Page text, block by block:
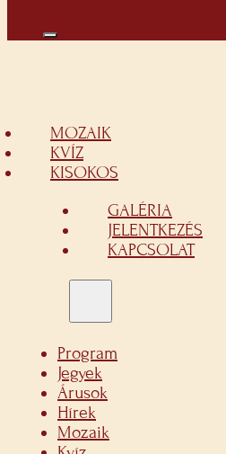
MOZAIK
KVÍZ
KISOKOS
GALÉRIA
JELENTKEZÉS
KAPCSOLAT
Program
Jegyek
Árusok
Hírek
Mozaik